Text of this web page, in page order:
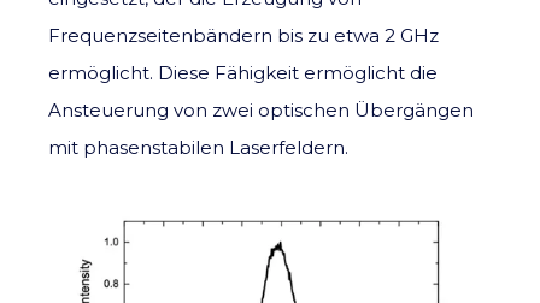
Frequenzseitenbändern bis zu etwa 2 GHz
ermöglicht. Diese Fähigkeit ermöglicht die
Ansteuerung von zwei optischen Übergängen
mit phasenstabilen Laserfeldern.